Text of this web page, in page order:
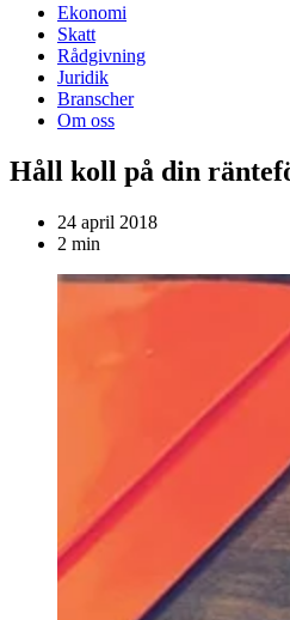
Ekonomi
Skatt
Rådgivning
Juridik
Branscher
Om oss
Håll koll på din
24 april 2018
2 min